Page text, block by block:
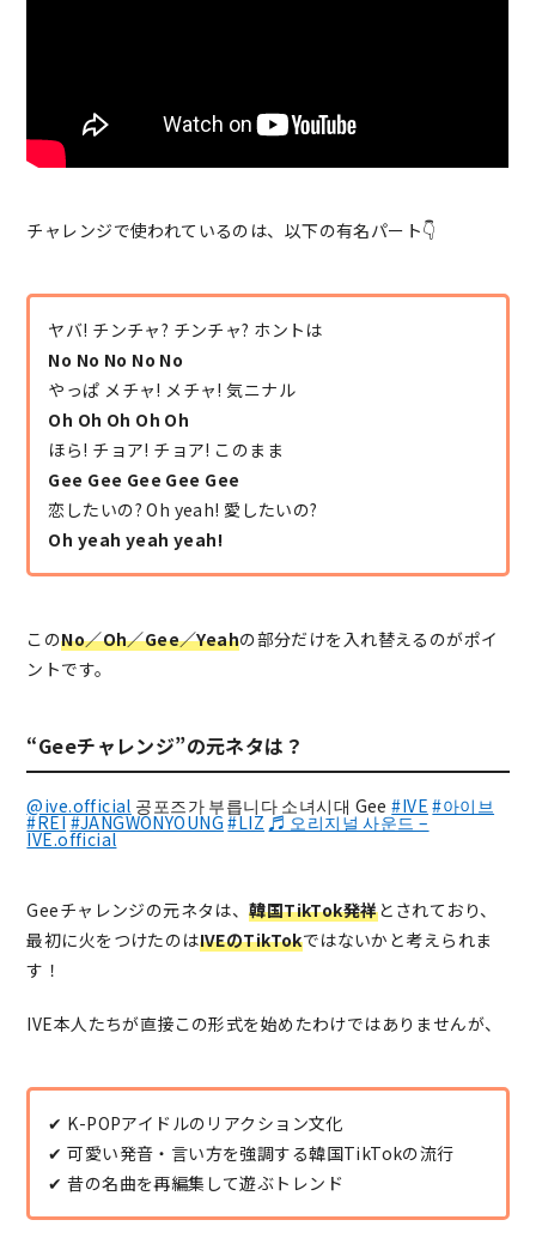
チャレンジで使われているのは、以下の有名パート👇
ヤバ! チンチャ? チンチャ? ホントは
No No No No No
やっぱ メチャ! メチャ! 気ニナル
Oh Oh Oh Oh Oh
ほら! チョア! チョア! このまま
Gee Gee Gee Gee Gee
恋したいの? Oh yeah! 愛したいの?
Oh yeah yeah yeah!
このNo／Oh／Gee／Yeahの部分だけを入れ替えるのがポイ
ントです。
“Geeチャレンジ”の元ネタは？
@ive.official 공포즈가 부릅니다 소녀시대 Gee#IVE #아이브
#REI#JANGWONYOUNG #LIZ ♬ 오리지널 사운드 –
IVE.official
Geeチャレンジの元ネタは、韓国TikTok発祥とされており、
最初に火をつけたのはIVEのTikTokではないかと考えられま
す！
IVE本人たちが直接この形式を始めたわけではありませんが、
✔ K-POPアイドルのリアクション文化
✔ 可愛い発音・言い方を強調する韓国TikTokの流行
✔ 昔の名曲を再編集して遊ぶトレンド